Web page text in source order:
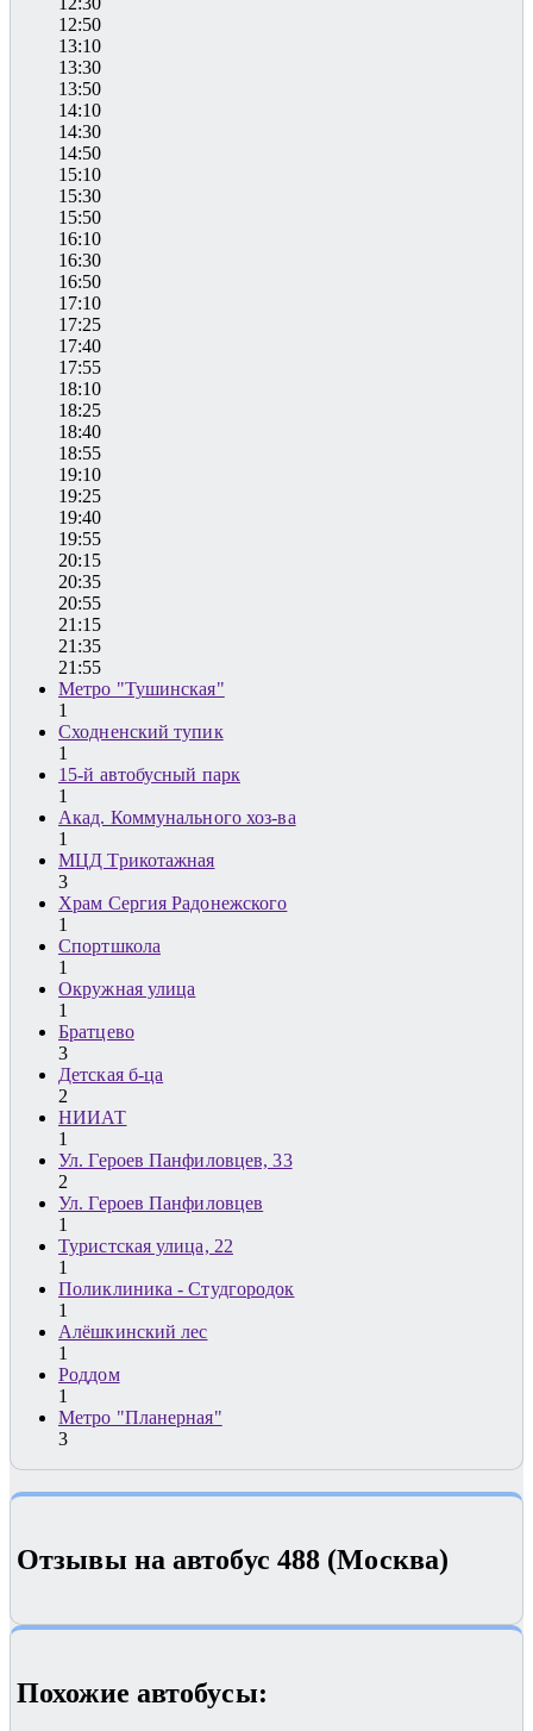
12:50
13:10
13:30
13:50
14:10
14:30
14:50
15:10
15:30
15:50
16:10
16:30
16:50
17:10
17:25
17:40
17:55
18:10
18:25
18:40
18:55
19:10
19:25
19:40
19:55
20:15
20:35
20:55
21:15
21:35
21:55
Метро "Тушинская"
1
Сходненский тупик
1
15-й автобусный парк
1
Акад. Коммунального хоз-ва
1
МЦД Трикотажная
3
Храм Сергия Радонежского
1
Спортшкола
1
Окружная улица
1
Братцево
3
Детская б-ца
2
НИИАТ
1
Ул. Героев Панфиловцев, 33
2
Ул. Героев Панфиловцев
1
Туристская улица, 22
1
Поликлиника - Студгородок
1
Алёшкинский лес
1
Роддом
1
Метро "Планерная"
3
Отзывы на автобус 488 (Москва)
Похожие автобуcы: